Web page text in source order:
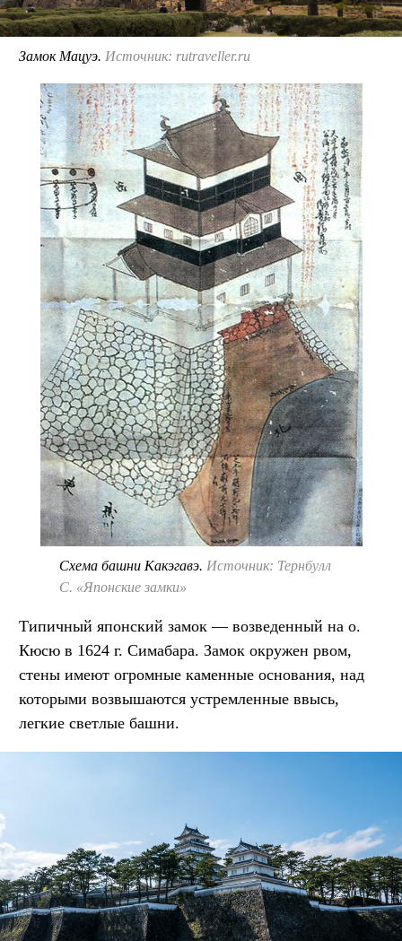
Замок Мацуэ. Источник: rutraveller.ru
Схема башни Какэгавэ. Источник: Тернбулл
С. «Японские замки»
Типичный японский замок — возведенный на о.
Кюсю в 1624 г. Симабара. Замок окружен рвом,
стены имеют огромные каменные основания, над
которыми возвышаются устремленные ввысь,
легкие светлые башни.